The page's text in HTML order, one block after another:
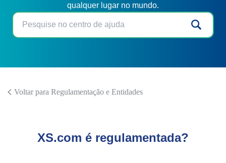
qualquer lugar no mundo.
Voltar para Regulamentação e Entidades
XS.com é regulamentada?